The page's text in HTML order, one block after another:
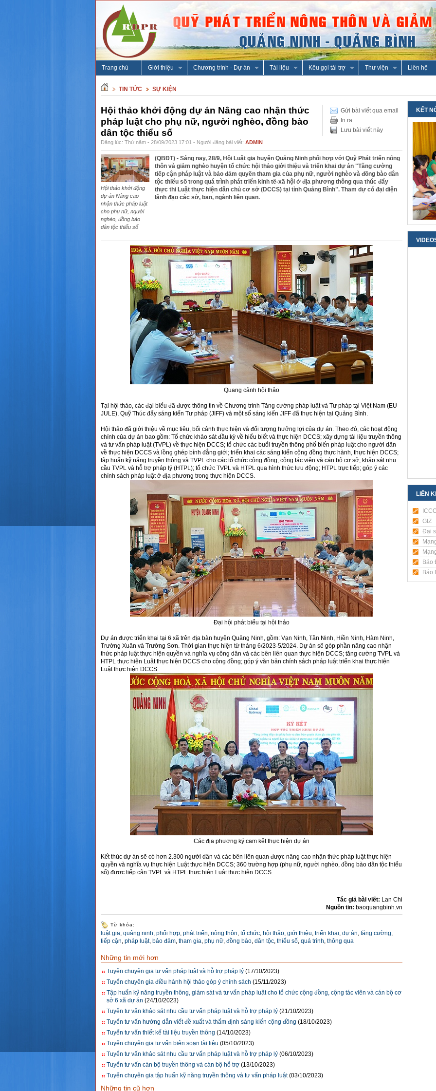
Trang chủ Giới thiệu Chương trình - Dự án Tài liệu Kêu gọi tài trợ Thư viện Liên hệ
TIN TỨC SỰ KIỆN
Gửi bài viết qua email
In ra
Lưu bài viết này
Hội thảo khởi động dự án Nâng cao nhận thức
pháp luật cho phụ nữ, người nghèo, đồng bào
dân tộc thiểu số
Đăng lúc: Thứ năm - 28/09/2023 17:01 - Người đăng bài viết: ADMIN
Hội thảo khởi động
dự án Nâng cao
nhận thức pháp luật
cho phụ nữ, người
nghèo, đồng bào
dân tộc thiểu số
(QBĐT) - Sáng nay, 28/9, Hội Luật gia huyện Quảng Ninh phối hợp với Quỹ Phát triển nông
thôn và giảm nghèo huyện tổ chức hội thảo giới thiệu và triển khai dự án "Tăng cường
tiếp cận pháp luật và bảo đảm quyền tham gia của phụ nữ, người nghèo và đồng bào dân
tộc thiểu số trong quá trình phát triển kinh tế-xã hội ở địa phương thông qua thúc đẩy
thực thi Luật thực hiện dân chủ cơ sở (DCCS) tại tỉnh Quảng Bình". Tham dự có đại diện
lãnh đạo các sở, ban, ngành liên quan.
Quang cảnh hội thảo
Tại hội thảo, các đại biểu đã được thông tin về Chương trình Tăng cường pháp luật và Tư pháp tại Việt Nam (EU
JULE), Quỹ Thúc đẩy sáng kiến Tư pháp (JIFF) và một số sáng kiến JIFF đã thực hiện tại Quảng Bình.
Hội thảo đã giới thiệu về mục tiêu, bối cảnh thực hiện và đối tượng hưởng lợi của dự án. Theo đó, các hoạt động
chính của dự án bao gồm: Tổ chức khảo sát đầu kỳ về hiểu biết và thực hiện DCCS; xây dựng tài liệu truyền thông
và tư vấn pháp luật (TVPL) về thực hiện DCCS; tổ chức các buổi truyền thông phổ biến pháp luật cho người dân
về thực hiện DCCS và lồng ghép bình đẳng giới; triển khai các sáng kiến cộng đồng thực hành, thực hiện DCCS;
tập huấn kỹ năng truyền thông và TVPL cho các tổ chức cộng đồng, cộng tác viên và cán bộ cơ sở; khảo sát nhu
cầu TVPL và hỗ trợ pháp lý (HTPL); tổ chức TVPL và HTPL qua hình thức lưu động; HTPL trực tiếp; góp ý các
chính sách pháp luật ở địa phương trong thực hiện DCCS.
Đại hội phát biểu tại hội thảo
Dự án được triển khai tại 6 xã trên địa bàn huyện Quảng Ninh, gồm: Vạn Ninh, Tân Ninh, Hiền Ninh, Hàm Ninh,
Trường Xuân và Trường Sơn. Thời gian thực hiện từ tháng 6/2023-5/2024. Dự án sẽ góp phần nâng cao nhận
thức pháp luật thực hiện quyền và nghĩa vụ công dân và các bên liên quan thực hiện DCCS; tăng cường TVPL và
HTPL thực hiện Luật thực hiện DCCS cho cộng đồng; góp ý văn bản chính sách pháp luật triển khai thực hiện
Luật thực hiện DCCS.
Các địa phương ký cam kết thực hiện dự án
Kết thúc dự án sẽ có hơn 2.300 người dân và các bên liên quan được nâng cao nhận thức pháp luật thực hiện
quyền và nghĩa vụ thực hiện Luật thực hiện DCCS; 360 trường hợp (phụ nữ, người nghèo, đồng bào dân tộc thiểu
số) được tiếp cận TVPL và HTPL thực hiện Luật thực hiện DCCS.
Tác giả bài viết: Lan Chi
Nguồn tin: baoquangbinh.vn
Từ khóa:
luật gia, quảng ninh, phối hợp, phát triển, nông thôn, tổ chức, hội thảo, giới thiệu, triển khai, dự án, tăng cường,
tiếp cận, pháp luật, bảo đảm, tham gia, phụ nữ, đồng bào, dân tộc, thiểu số, quá trình, thông qua
Những tin mới hơn
Tuyển chuyên gia tư vấn pháp luật và hỗ trợ pháp lý (17/10/2023)
Tuyển chuyên gia điều hành hội thảo góp ý chính sách (15/11/2023)
Tập huấn kỹ năng truyền thông, giám sát và tư vấn pháp luật cho tổ chức cộng đồng, cộng tác viên và cán bộ cơ
sở 6 xã dự án (24/10/2023)
Tuyển tư vấn khảo sát nhu cầu tư vấn pháp luật và hỗ trợ pháp lý (21/10/2023)
Tuyển tư vấn hướng dẫn viết đề xuất và thẩm định sáng kiến cộng đồng (18/10/2023)
Tuyển tư vấn thiết kế tài liệu truyền thông (14/10/2023)
Tuyển chuyên gia tư vấn biên soạn tài liệu (05/10/2023)
Tuyển tư vấn khảo sát nhu cầu tư vấn pháp luật và hỗ trợ pháp lý (06/10/2023)
Tuyển tư vấn cán bộ truyền thông và cán bộ hỗ trợ (13/10/2023)
Tuyển chuyên gia tập huấn kỹ năng truyền thông và tư vấn pháp luật (03/10/2023)
Những tin cũ hơn
KẾT
LIÊN
GIZ
Đại
Báo
Báo